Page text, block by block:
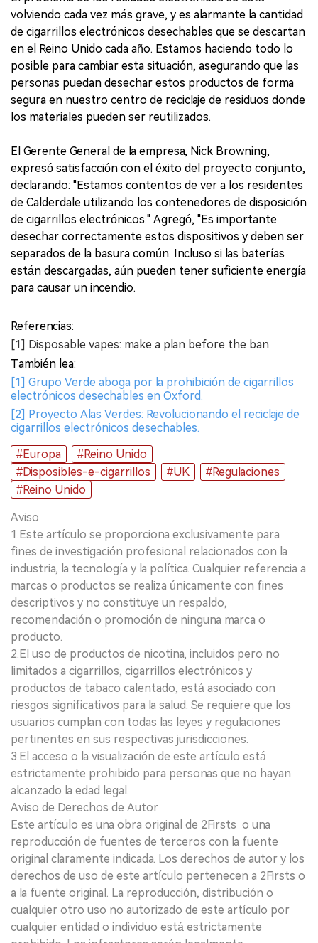
volviendo cada vez más grave, y es alarmante la cantidad
de cigarrillos electrónicos desechables que se descartan
en el Reino Unido cada año. Estamos haciendo todo lo
posible para cambiar esta situación, asegurando que las
personas puedan desechar estos productos de forma
segura en nuestro centro de reciclaje de residuos donde
los materiales pueden ser reutilizados.
El Gerente General de la empresa, Nick Browning,
expresó satisfacción con el éxito del proyecto conjunto,
declarando: "Estamos contentos de ver a los residentes
de Calderdale utilizando los contenedores de disposición
de cigarrillos electrónicos." Agregó, "Es importante
desechar correctamente estos dispositivos y deben ser
separados de la basura común. Incluso si las baterías
están descargadas, aún pueden tener suficiente energía
para causar un incendio.
Referencias:
[1] Disposable vapes: make a plan before the ban
También lea:
[1] Grupo Verde aboga por la prohibición de cigarrillos
electrónicos desechables en Oxford.
[2] Proyecto Alas Verdes: Revolucionando el reciclaje de
cigarrillos electrónicos desechables.
#Europa
#Reino Unido
#Disposibles-e-cigarrillos
#UK
#Regulaciones
#Reino Unido
Aviso
1.Este artículo se proporciona exclusivamente para
fines de investigación profesional relacionados con la
industria, la tecnología y la política. Cualquier referencia a
marcas o productos se realiza únicamente con fines
descriptivos y no constituye un respaldo,
recomendación o promoción de ninguna marca o
producto.
2.El uso de productos de nicotina, incluidos pero no
limitados a cigarrillos, cigarrillos electrónicos y
productos de tabaco calentado, está asociado con
riesgos significativos para la salud. Se requiere que los
usuarios cumplan con todas las leyes y regulaciones
pertinentes en sus respectivas jurisdicciones.
3.El acceso o la visualización de este artículo está
estrictamente prohibido para personas que no hayan
alcanzado la edad legal.
Aviso de Derechos de Autor
Este artículo es una obra original de 2Firsts o una
reproducción de fuentes de terceros con la fuente
original claramente indicada. Los derechos de autor y los
derechos de uso de este artículo pertenecen a 2Firsts o
a la fuente original. La reproducción, distribución o
cualquier otro uso no autorizado de este artículo por
cualquier entidad o individuo está estrictamente